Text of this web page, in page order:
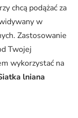
chcą podążać za
w
Zastosowanie
Twojej
wykorzystać na
lniana